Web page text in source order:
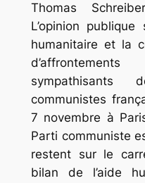
Thomas
L’opinion
humanitaire et la
communistes
7 novembre à
Parti communiste
restent sur le
bilan de l’aide